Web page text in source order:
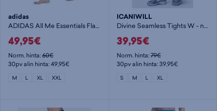
adidas
ADIDAS All Me Essentials Flare Leggings W - naisten pitkät trikoot
49,95€
Norm. hinta:60€
30pv alin hinta: 49,95€
M L XL XXL
ICANIWILL
Divine Seamless Tights W - naisten pitkät trikoot
39,95€
Norm. hinta:79€
30pv alin hinta: 39,95€
S M L XL